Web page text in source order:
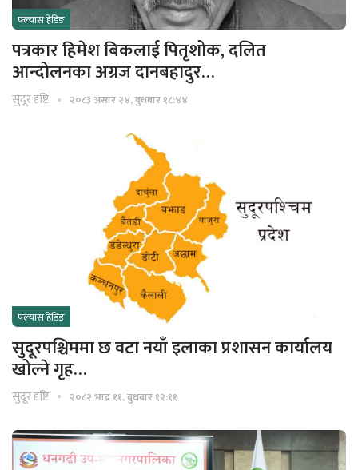
फ्ल्यास हेडिङ
पत्रकार हिमेश बिकलाई पितृशोक, दलित
आन्दोलनका अग्रज दानबहादुर…
सुदूर दृष्टि २०८३ असार २४, बुधबार १८:४४
फ्ल्यास हेडिङ
सुदूरपश्चिममा छ वटा नयाँ इलाका प्रशासन कार्यालय
खोल्ने गृह…
सुदूर दृष्टि २०८२ भाद्र ११, बुधबार १२:११